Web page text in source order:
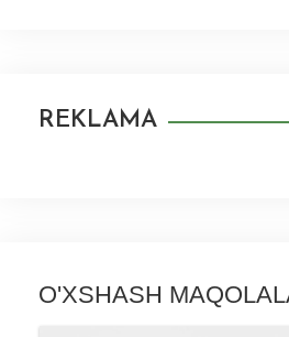
REKLAMA
O'XSHASH